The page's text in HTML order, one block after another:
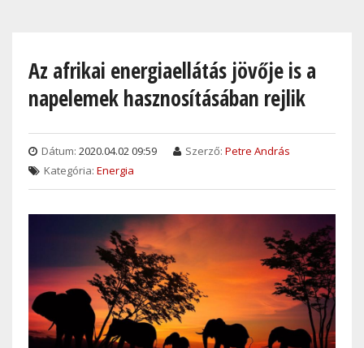
contentAz afrikai energiaellátás jövője is a
napelemek hasznosításában rejlik
Dátum: 2020.04.02 09:59 Szerző: Petre András
Kategória: Energia